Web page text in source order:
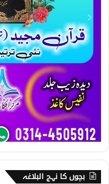
بچوں کا نہج البلاغہ